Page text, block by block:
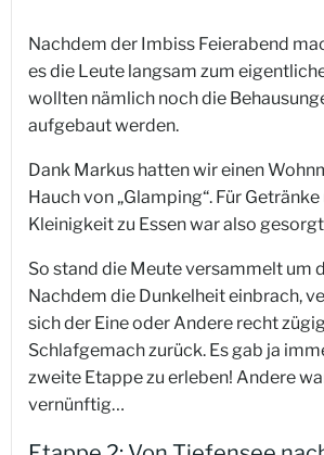
Nachdem der Imbiss Feierabend
es die Leute langsam zum
wollten nämlich noch die
aufgebaut werden.
Dank Markus hatten wir einen
Hauch von „Glamping“. Für
Kleinigkeit zu Essen war also
So stand die Meute versammelt um
Nachdem die Dunkelheit einbrach,
sich der Eine oder Andere recht
Schlafgemach zurück. Es gab ja
zweite Etappe zu erleben! Andere
vernünftig…